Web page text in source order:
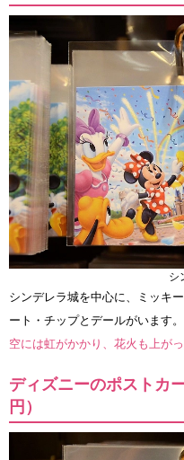
シ
シンデレラ城を中心に、ミッキ
ート・チップとデールがいます。
空には虹がかかり、花火も上が
ディズニーのポストカ
円）